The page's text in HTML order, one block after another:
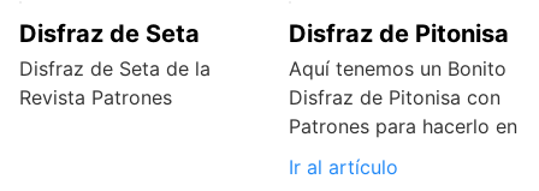
Disfraz de Seta
Disfraz de Seta de la
Revista Patrones
Disfraz de Pitonisa
Aquí tenemos un Bonito
Disfraz de Pitonisa con
Patrones para hacerlo en
Ir al artículo